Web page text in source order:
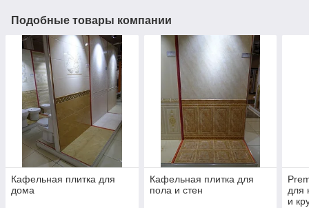
Подобные товары компании
Кафельная плитка для
дома
Кафельная плитка для
пола и стен
для
и